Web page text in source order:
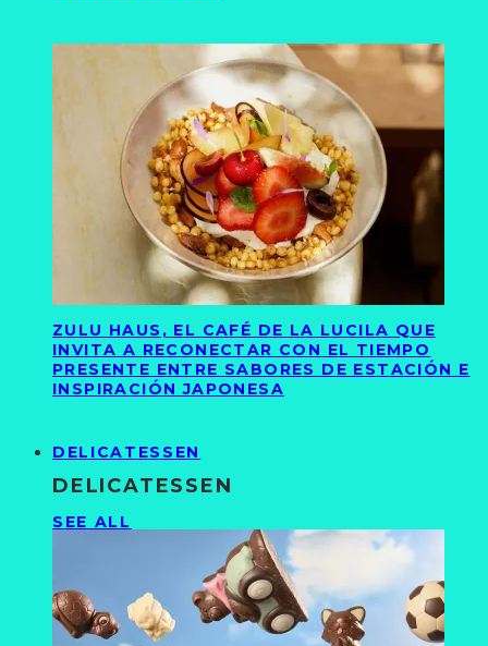
ZULU HAUS, EL CAFÉ DE LA LUCILA QUE
INVITA A RECONECTAR CON EL TIEMPO
PRESENTE ENTRE SABORES DE ESTACIÓN E
INSPIRACIÓN JAPONESA
DELICATESSEN
DELICATESSEN
SEE ALL